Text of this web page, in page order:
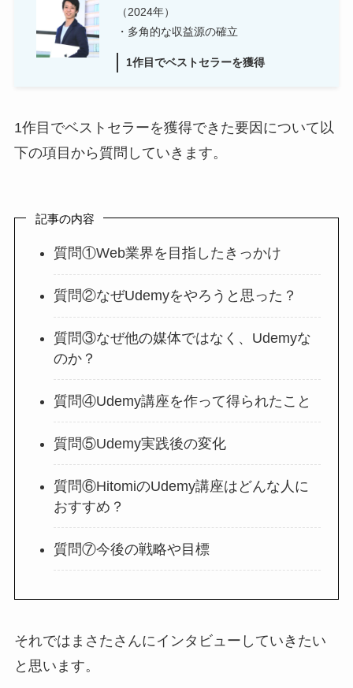
（2024年）
・多角的な収益源の確立
1作目でベストセラーを獲得
1作目でベストセラーを獲得できた要因について以
下の項目から質問していきます。
記事の内容
質問①Web業界を目指したきっかけ
質問②なぜUdemyをやろうと思った？
質問③なぜ他の媒体ではなく、Udemyな
のか？
質問④Udemy講座を作って得られたこと
質問⑤Udemy実践後の変化
質問⑥HitomiのUdemy講座はどんな人に
おすすめ？
質問⑦今後の戦略や目標
それではまさたさんにインタビューしていきたい
と思います。